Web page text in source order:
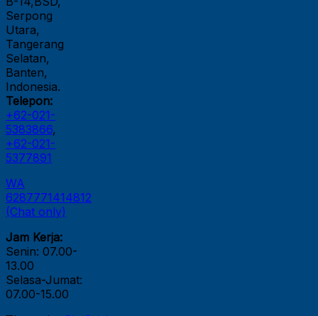
Serpong
Utara,
Tangerang
Selatan,
Banten,
Indonesia.
Telepon:
+62-021-
5383866,
+62-021-
5377891
WA
6287771414812
(Chat only)
Jam Kerja:
Senin: 07.00-
13.00
Selasa-Jumat:
07.00-15.00